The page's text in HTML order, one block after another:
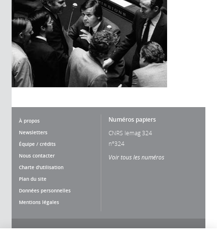
À propos
Newsletters
Équipe / crédits
Nous contacter
Charte d'utilisation
Plan du site
Données personnelles
Mentions légales
Numéros papiers
CNRS lemag 324
n°324
Voir tous les numéros